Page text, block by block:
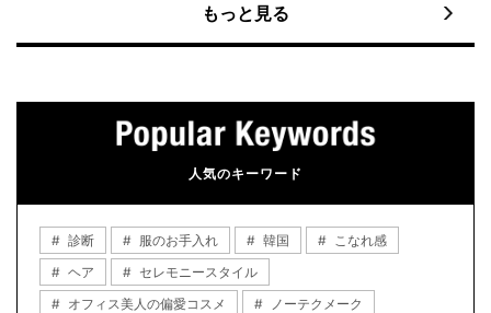
もっと見る
人気のキーワード
診断 服のお手入れ 韓国
こなれ感
ヘア
セレモニースタイル
オフィス美人の偏愛コスメ
ノーテクメーク